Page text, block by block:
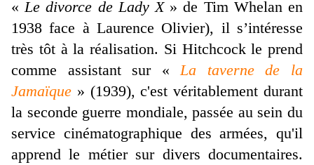
« Le divorce de Lady X» de Tim Whelan en
1938 face à Laurence Olivier), il s’intéresse
très tôt à la réalisation. Si Hitchcock le prend
comme assistant sur « La taverne de la
Jamaïque » (1939), c'est véritablement durant
la seconde guerre mondiale, passée au sein du
service cinématographique des armées, qu'il
apprend le métier sur divers documentaires.